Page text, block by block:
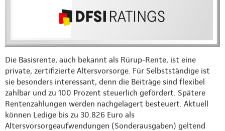
Die Basisrente, auch bekannt als Rürup-Rente, ist eine
private, zertifizierte Altersvorsorge. Für Selbstständige ist
sie besonders interessant, denn die Beiträge sind flexibel
zahlbar und zu 100 Prozent steuerlich gefördert. Spätere
Rentenzahlungen werden nachgelagert besteuert. Aktuell
können Ledige bis zu 30.826 Euro als
Altersvorsorgeaufwendungen (Sonderausgaben) geltend